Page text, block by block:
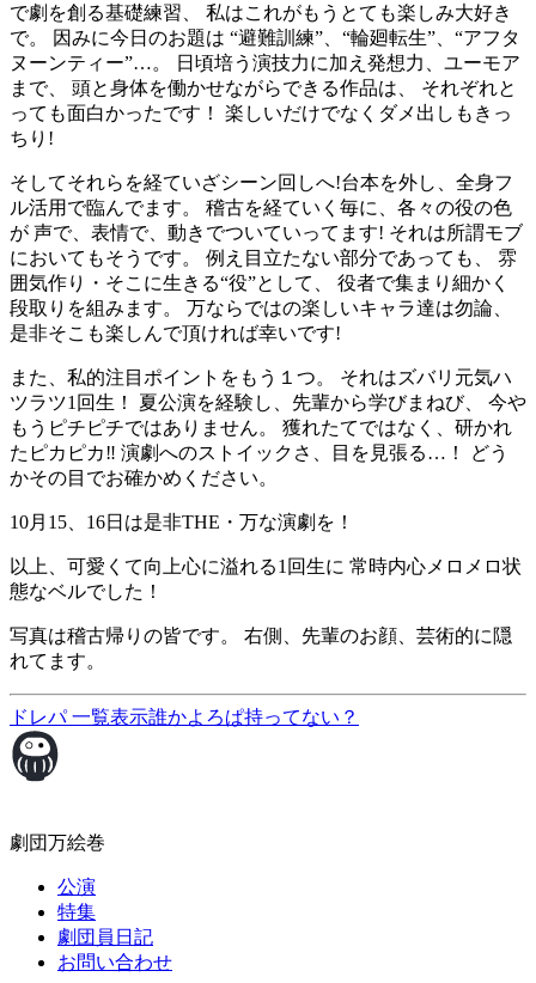
で劇を創る基礎練習、 私はこれがもうとても楽しみ大好き
で。 因みに今日のお題は “避難訓練”、“輪廻転生”、“アフタ
ヌーンティー”…。 日頃培う演技力に加え発想力、ユーモア
まで、 頭と身体を働かせながらできる作品は、 それぞれと
っても面白かったです！ 楽しいだけでなくダメ出しもきっ
ちり!
そしてそれらを経ていざシーン回しへ!台本を外し、全身フ
ル活用で臨んでます。 稽古を経ていく毎に、各々の役の色
が 声で、表情で、動きでついていってます! それは所謂モブ
においてもそうです。 例え目立たない部分であっても、 雰
囲気作り・そこに生きる“役”として、 役者で集まり細かく
段取りを組みます。 万ならではの楽しいキャラ達は勿論、
是非そこも楽しんで頂ければ幸いです!
また、私的注目ポイントをもう１つ。 それはズバリ元気ハ
ツラツ1回生！ 夏公演を経験し、先輩から学びまねび、 今や
もうピチピチではありません。 獲れたてではなく、研かれ
たピカピカ‼ 演劇へのストイックさ、目を見張る…！ どう
かその目でお確かめください。
10月15、16日は是非THE・万な演劇を！
以上、可愛くて向上心に溢れる1回生に 常時内心メロメロ状
態なベルでした！
写真は稽古帰りの皆です。 右側、先輩のお顔、芸術的に隠
れてます。
ドレパ一覧表示誰かよろぱ持ってない？
劇団万絵巻
公演
特集
劇団員日記
お問い合わせ